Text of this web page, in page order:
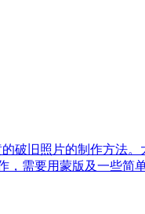
破旧照片的制作方法
需要用蒙版及一些简